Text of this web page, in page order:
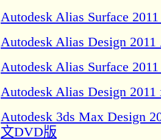
Autodesk Alias Surface
Autodesk Alias Design
Autodesk Alias Surface
Autodesk Alias Design
Autodesk 3ds Max Design
文DVD版